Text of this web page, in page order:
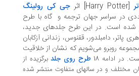
[Harry Potter] اثر
جی کی رولینگ
در سراسر جهان ترجمه و گاه با طرح
شده است. در این طرح‌ جلدهای جدید،
پاتر، دامبلدور، ققنوس، زندانی آزکابان
روبرو می‌شویم که نشان از خلاقیت
در ادامه 18 طرح روی جلدبرگزیده از
مختلف و در سالهای متفاوت منتشر شده